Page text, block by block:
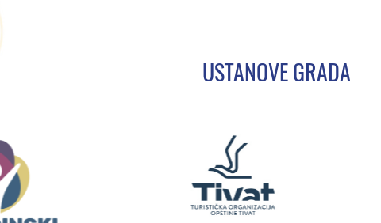
USTANOVE GRADA